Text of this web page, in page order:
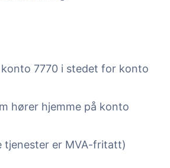
7770 i stedet for konto
hører hjemme på konto
tjenester er MVA-fritatt)